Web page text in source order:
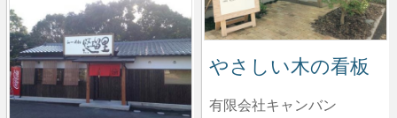
やさしい木の看板
有限会社キャンバン